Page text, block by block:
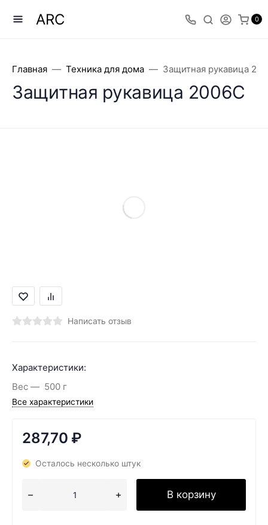
ARC 0
Главная Техника для дома Защитная рукавица
Защитная рукавица 2006С
Написать отзыв
Характеристики:
Вес
500 г
Все характеристики
287,70 ₽
Осталось несколько штук
В корзину